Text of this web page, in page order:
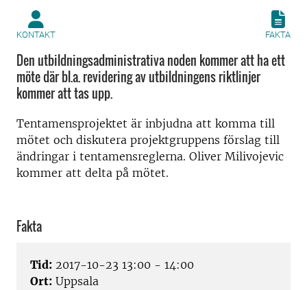
KONTAKT FAKTA
Den utbildningsadministrativa noden kommer att ha ett
möte där bl.a. revidering av utbildningens riktlinjer
kommer att tas upp.
Tentamensprojektet är inbjudna att komma till
mötet och diskutera projektgruppens förslag till
ändringar i tentamensreglerna. Oliver Milivojevic
kommer att delta på mötet.
Fakta
Tid: 2017-10-23 13:00 - 14:00
Ort: Uppsala